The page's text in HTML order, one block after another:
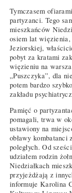
Tymczasem
partyzanci. Tego
mieszkańców
osiem lat
Jeziorskiej,
pobyt za kratami
więzieniu na
„Puszczyka”, dla
potem bardzo
zakładu
Pamięć o
pomagali, trwa w
ustawiony na
obławy
poległych. Od
udziałem rodzin
Niedziałkach
przyjeżdżają z
informuje Karolina